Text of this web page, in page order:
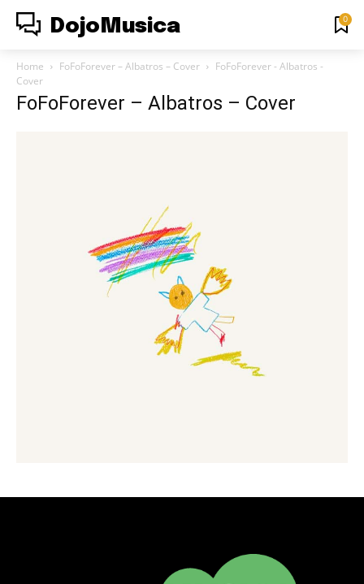
DojoMusica 0
Home FoFoForever – Albatros – Cover
FoFoForever - Albatros -
Cover
FoFoForever – Albatros – Cover